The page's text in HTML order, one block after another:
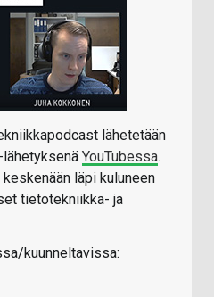
lähetetään
YouTubessa.
läpi kuluneen
tietotekniikka- ja
kuunneltavissa: